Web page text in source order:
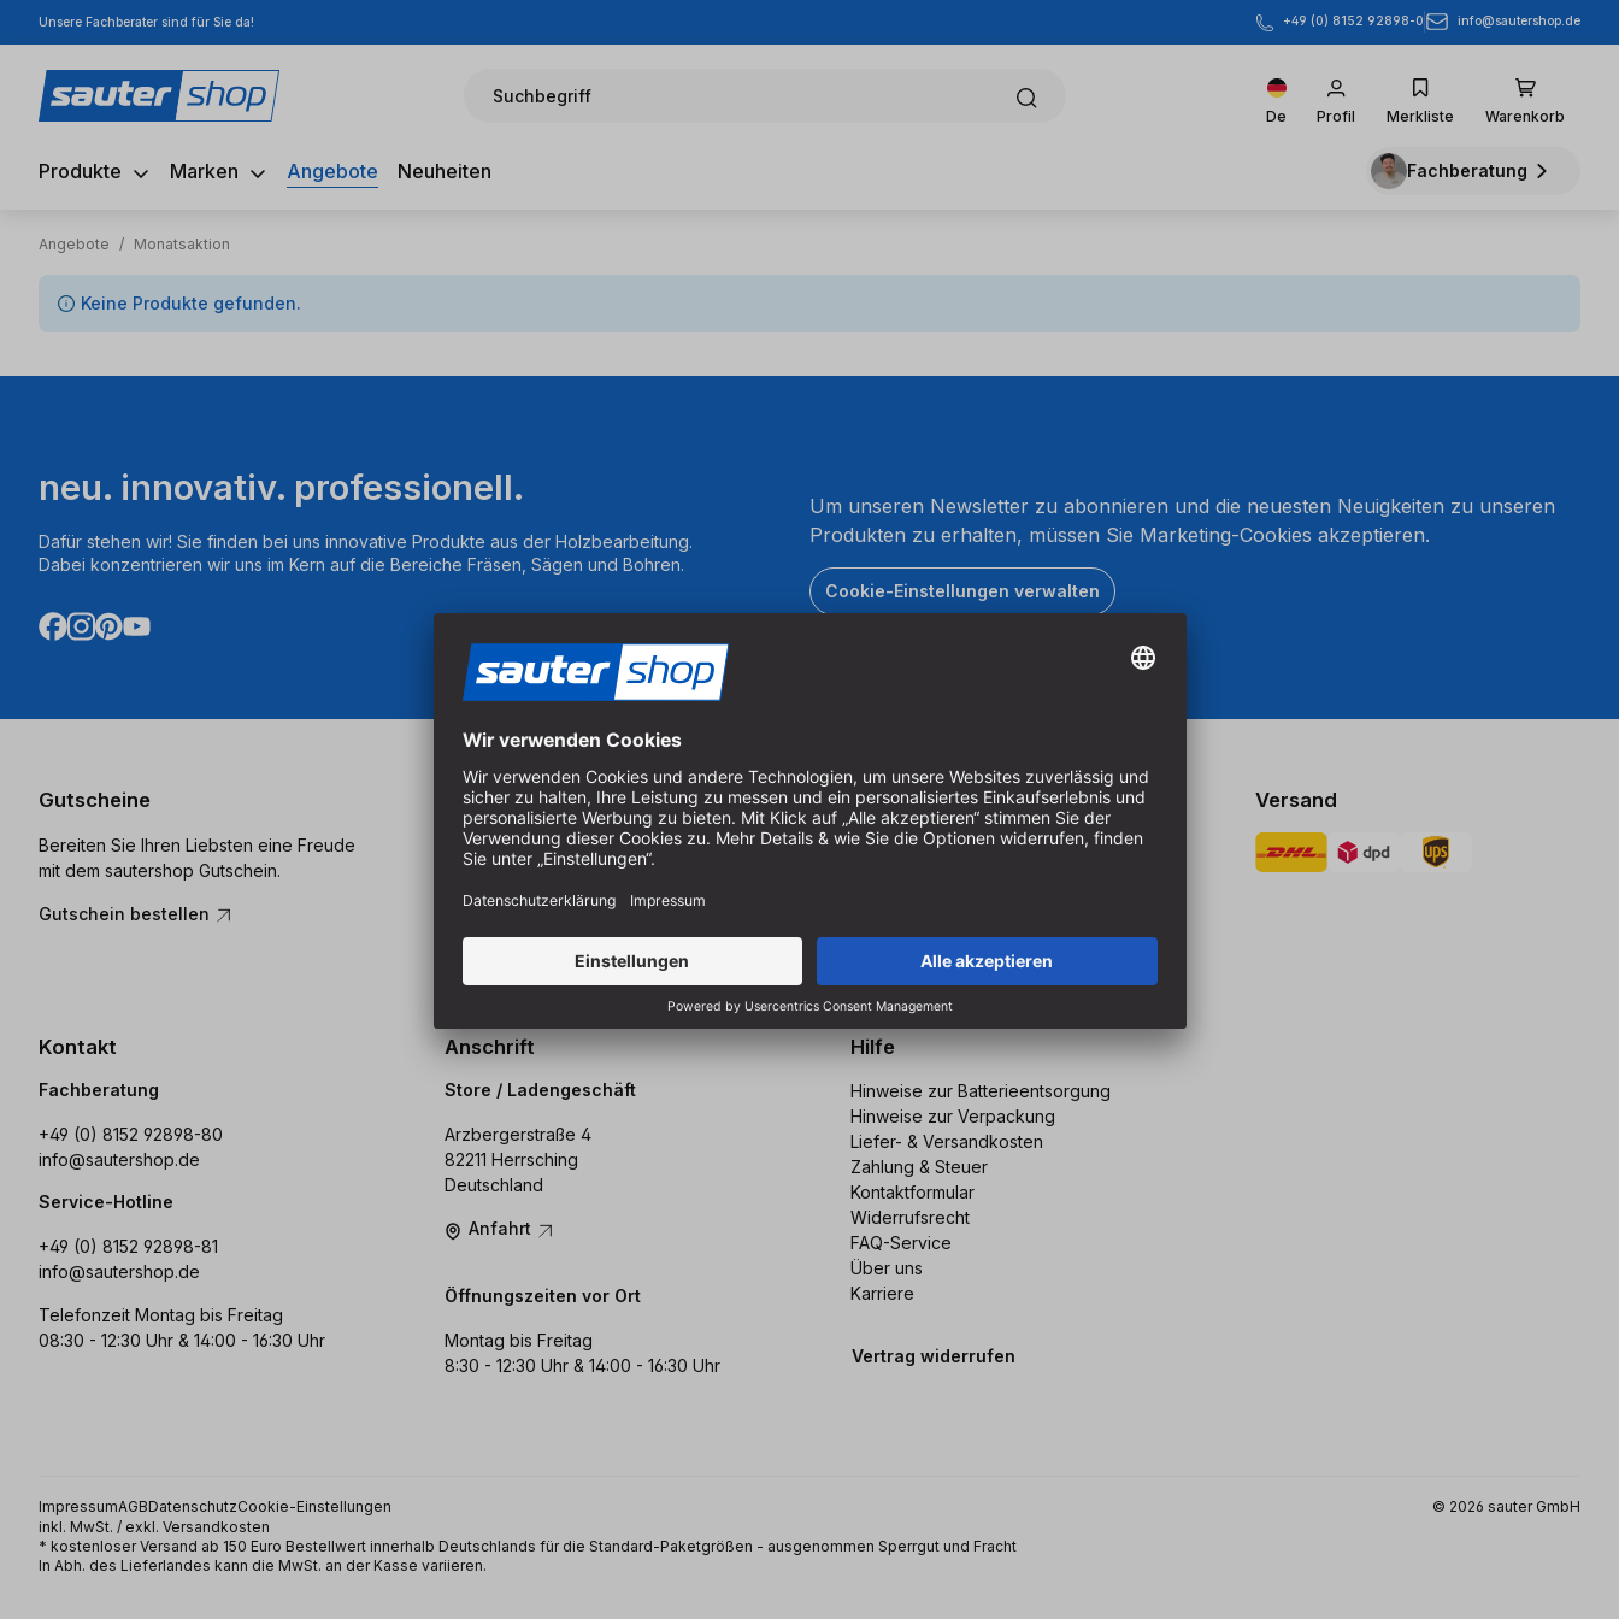
Hauptinhalt springen
Zur Suche springen
Zur Hauptnavigation springen
Unsere Fachberater sind für Sie da! +49 (0) 8152 92898-0 info@sautershop.de
Suchbegriff
De Profil Merkliste Warenkorb
Produkte Marken Angebote Neuheiten Fachberatung
Angebote / Monatsaktion
Keine Produkte gefunden.
neu. innovativ. professionell.
Dafür stehen wir! Sie finden bei uns innovative Produkte aus der Holzbearbeitung.
Dabei konzentrieren wir uns im Kern auf die Bereiche Fräsen, Sägen und Bohren.
Um unseren Newsletter zu abonnieren und die neuesten Neuigkeiten zu unseren
Produkten zu erhalten, müssen Sie Marketing-Cookies akzeptieren.
Cookie-Einstellungen verwalten
Gutscheine
Bereiten Sie Ihren Liebsten eine Freude
mit dem sautershop Gutschein.
Gutschein bestellen
Katalog
Bestellen Sie gratis den sautershop
Katalog und entdecken Sie unser
komplettes Sortiment.
Katalog bestellen
Zahlung Versand
Kontakt
Fachberatung
+49 (0) 8152 92898-80
info@sautershop.de
Service-Hotline
+49 (0) 8152 92898-81
info@sautershop.de
Telefonzeit Montag bis Freitag
08:30 - 12:30 Uhr & 14:00 - 16:30 Uhr
Anschrift
Store / Ladengeschäft
Arzbergerstraße 4
82211 Herrsching
Deutschland
Anfahrt
Öffnungszeiten vor Ort
Montag bis Freitag
8:30 - 12:30 Uhr & 14:00 - 16:30 Uhr
Hilfe
Hinweise zur Batterieentsorgung
Hinweise zur Verpackung
Liefer- & Versandkosten
Zahlung & Steuer
Kontaktformular
Widerrufsrecht
FAQ-Service
Über uns
Karriere
Vertrag widerrufen
ImpressumAGBDatenschutzCookie-Einstellungen
© 2026 sauter GmbH
inkl. MwSt. / exkl. Versandkosten
* kostenloser Versand ab 150 Euro Bestellwert innerhalb Deutschlands für die Standard-Paketgrößen - ausgenommen Sperrgut und Fracht
In Abh. des Lieferlandes kann die MwSt. an der Kasse variieren.